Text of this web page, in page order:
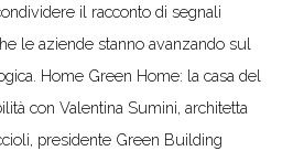
il racconto di segnali
le aziende stanno avanzando sul
Home Green Home: la casa del
con Valentina Sumini, architetta
presidente Green Building